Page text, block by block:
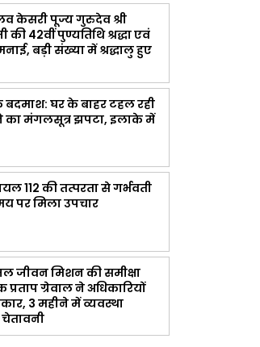
केसरी पूज्य गुरुदेव श्री
42वीं पुण्यतिथि श्रद्धा एवं
बड़ी संख्या में श्रद्धालु हुए
घर के बाहर टहल रही
का मंगलसूत्र झपटा, इलाके में
112 की तत्परता से गर्भवती
पर मिला उपचार
जीवन मिशन की समीक्षा
ग्रेवाल ने अधिकारियों
3 महीने में व्यवस्था